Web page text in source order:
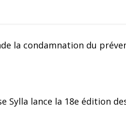
la condamnation du
Sylla lance la 18e édition